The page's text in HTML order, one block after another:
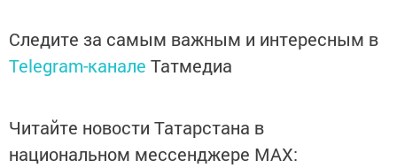
Следите за самым важным и интересным в
Telegram-канале Татмедиа
Читайте новости Татарстана в
национальном мессенджере MАХ: